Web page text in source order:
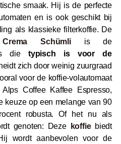
smaak. Hij is de perfecte
en is ook geschikt bij
als klassieke filterkoffie. De
Schümliis de
die typisch is voor de
zich door weinig zuurgraad
voor de koffie-volautomaat
Coffee Kaffee Espresso,
keuze op een melange van 90
robusta. Of het nu als
genoten: Deze
koffiebiedt
wordt aanbevolen voor de